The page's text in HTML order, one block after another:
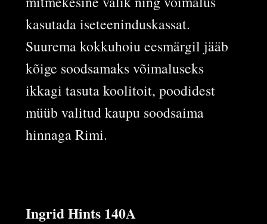
kasutada iseteeninduskassat.
Suurema kokkuhoiu eesmärgil jääb
kõige soodsamaks võimaluseks
ikkagi tasuta koolitoit, poodidest
müüb valitud kaupu soodsaima
hinnaga Rimi.
Ingrid Hints 140A